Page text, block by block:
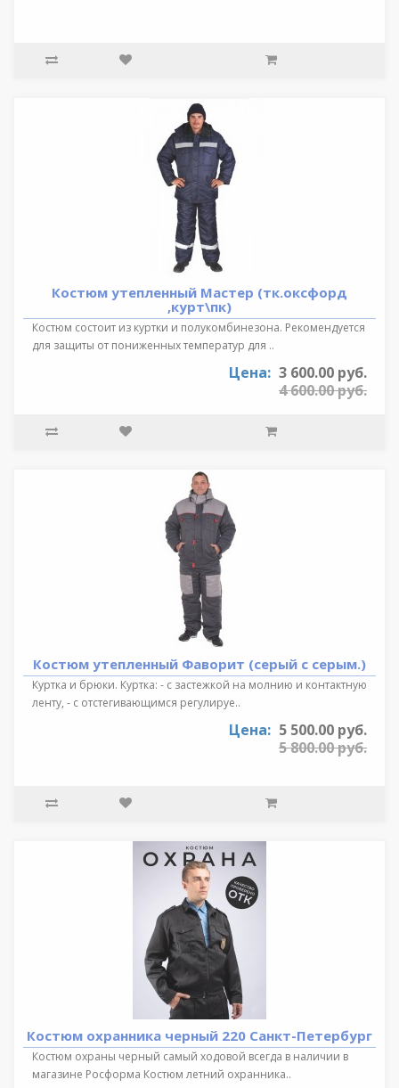
Костюм утепленный Мастер (тк.оксфорд
,курт\пк)
Костюм состоит из куртки и полукомбинезона. Рекомендуется
для защиты от пониженных температур для ..
Цена: 3 600.00 руб.
4 600.00 руб.
Костюм утепленный Фаворит (серый с серым.)
Куртка и брюки. Куртка: - с застежкой на молнию и контактную
ленту, - с отстегивающимся регулируе..
Цена: 5 500.00 руб.
5 800.00 руб.
Костюм охранника черный 220 Санкт-Петербург
Костюм охраны черный самый ходовой всегда в наличии в
магазине Росформа Костюм летний охранника..